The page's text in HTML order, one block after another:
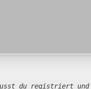
du registriert und